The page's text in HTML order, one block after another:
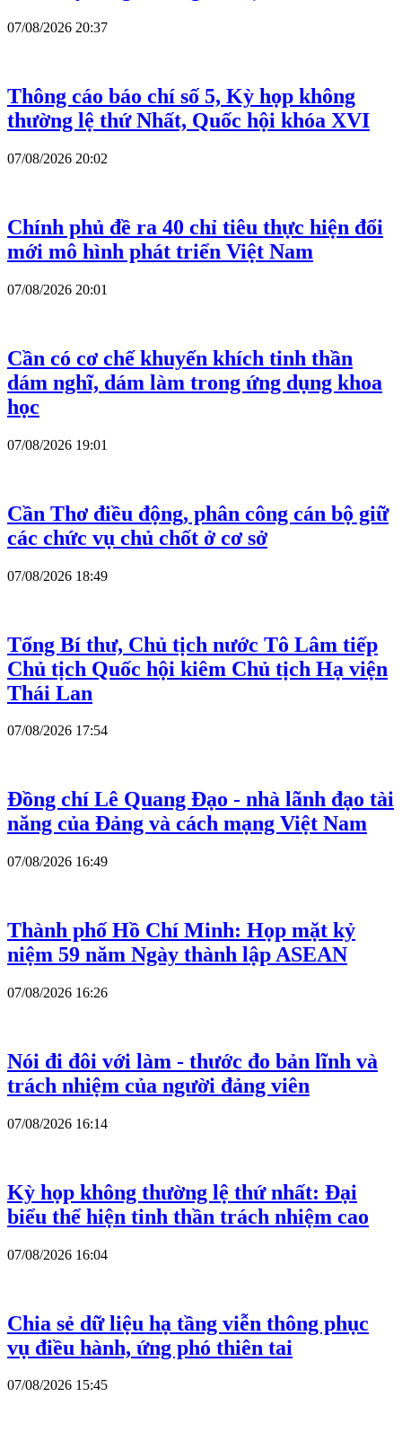
07/08/2026 20:37
Thông cáo báo chí số 5, Kỳ họp không
thường lệ thứ Nhất, Quốc hội khóa XVI
07/08/2026 20:02
Chính phủ đề ra 40 chỉ tiêu thực hiện đổi
mới mô hình phát triển Việt Nam
07/08/2026 20:01
Cần có cơ chế khuyến khích tinh thần
dám nghĩ, dám làm trong ứng dụng khoa
học
07/08/2026 19:01
Cần Thơ điều động, phân công cán bộ giữ
các chức vụ chủ chốt ở cơ sở
07/08/2026 18:49
Tổng Bí thư, Chủ tịch nước Tô Lâm tiếp
Chủ tịch Quốc hội kiêm Chủ tịch Hạ viện
Thái Lan
07/08/2026 17:54
Đồng chí Lê Quang Đạo - nhà lãnh đạo tài
năng của Đảng và cách mạng Việt Nam
07/08/2026 16:49
Thành phố Hồ Chí Minh: Họp mặt kỷ
niệm 59 năm Ngày thành lập ASEAN
07/08/2026 16:26
Nói đi đôi với làm - thước đo bản lĩnh và
trách nhiệm của người đảng viên
07/08/2026 16:14
Kỳ họp không thường lệ thứ nhất: Đại
biểu thể hiện tinh thần trách nhiệm cao
07/08/2026 16:04
Chia sẻ dữ liệu hạ tầng viễn thông phục
vụ điều hành, ứng phó thiên tai
07/08/2026 15:45